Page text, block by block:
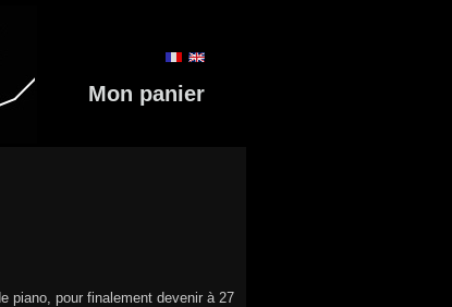
Mon panier
piano, pour finalement devenir à 27